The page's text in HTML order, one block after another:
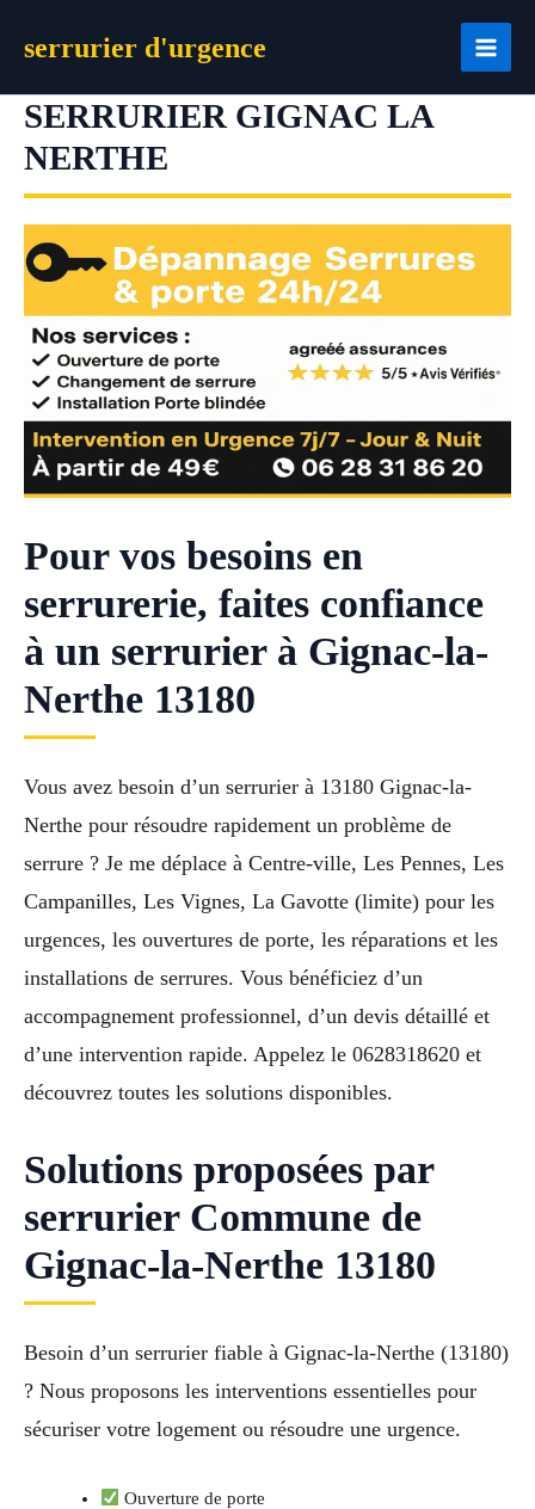
serrurier d'urgence
SERRURIER GIGNAC LA
NERTHE
Pour vos besoins en
serrurerie, faites confiance
à un serrurier à Gignac-la-
Nerthe 13180
Vous avez besoin d’un serrurier à 13180 Gignac-la-
Nerthe pour résoudre rapidement un problème de
serrure ? Je me déplace à Centre-ville, Les Pennes, Les
Campanilles, Les Vignes, La Gavotte (limite) pour les
urgences, les ouvertures de porte, les réparations et les
installations de serrures. Vous bénéficiez d’un
accompagnement professionnel, d’un devis détaillé et
d’une intervention rapide. Appelez le 0628318620 et
découvrez toutes les solutions disponibles.
Solutions proposées par
serrurier Commune de
Gignac-la-Nerthe 13180
Besoin d’un serrurier fiable à Gignac-la-Nerthe (13180)
? Nous proposons les interventions essentielles pour
sécuriser votre logement ou résoudre une urgence.
Ouverture de porte